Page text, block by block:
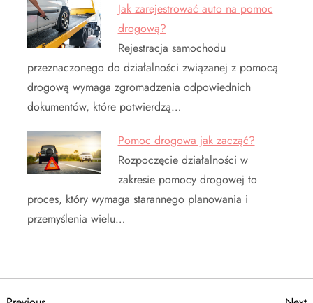
Jak zarejestrować auto na pomoc
drogową?
Rejestracja samochodu
przeznaczonego do działalności związanej z pomocą
drogową wymaga zgromadzenia odpowiednich
dokumentów, które potwierdzą…
Pomoc drogowa jak zacząć?
Rozpoczęcie działalności w
zakresie pomocy drogowej to
proces, który wymaga starannego planowania i
przemyślenia wielu…